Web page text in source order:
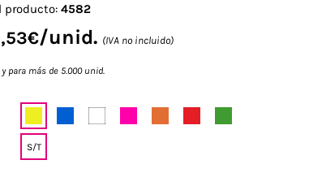
producto: 4582
€/unid. (IVA no incluido)
para más de 5.000 unid.
S/T